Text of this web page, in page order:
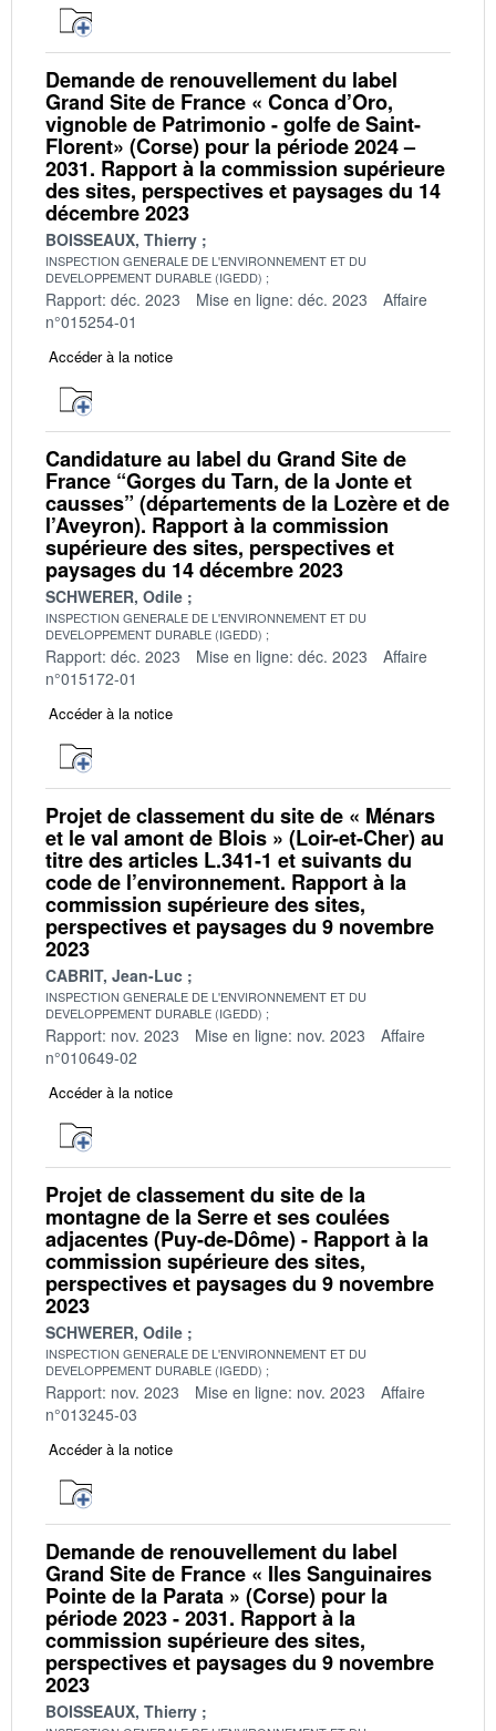
Demande de renouvellement du label
Grand Site de France « Conca d’Oro,
vignoble de Patrimonio - golfe de Saint-
Florent» (Corse) pour la période 2024 –
2031. Rapport à la commission supérieure
des sites, perspectives et paysages du 14
décembre 2023
BOISSEAUX, Thierry
INSPECTION GENERALE DE L'ENVIRONNEMENT ET DU
DEVELOPPEMENT DURABLE (IGEDD)
Rapport: déc. 2023 Mise en ligne: déc. 2023
Affaire
n°015254-01
Accéder à la notice
Candidature au label du Grand Site de
France “Gorges du Tarn, de la Jonte et
causses” (départements de la Lozère et de
l’Aveyron). Rapport à la commission
supérieure des sites, perspectives et
paysages du 14 décembre 2023
SCHWERER, Odile
INSPECTION GENERALE DE L'ENVIRONNEMENT ET DU
DEVELOPPEMENT DURABLE (IGEDD)
Rapport: déc. 2023 Mise en ligne: déc. 2023
Affaire
n°015172-01
Accéder à la notice
Projet de classement du site de « Ménars
et le val amont de Blois » (Loir-et-Cher) au
titre des articles L.341-1 et suivants du
code de l’environnement. Rapport à la
commission supérieure des sites,
perspectives et paysages du 9 novembre
2023
CABRIT, Jean-Luc
INSPECTION GENERALE DE L'ENVIRONNEMENT ET DU
DEVELOPPEMENT DURABLE (IGEDD)
Rapport: nov. 2023 Mise en ligne: nov. 2023
Affaire
n°010649-02
Accéder à la notice
Projet de classement du site de la
montagne de la Serre et ses coulées
adjacentes (Puy-de-Dôme) - Rapport à la
commission supérieure des sites,
perspectives et paysages du 9 novembre
2023
SCHWERER, Odile
INSPECTION GENERALE DE L'ENVIRONNEMENT ET DU
DEVELOPPEMENT DURABLE (IGEDD)
Rapport: nov. 2023 Mise en ligne: nov. 2023
Affaire
n°013245-03
Accéder à la notice
Demande de renouvellement du label
Grand Site de France « Iles Sanguinaires
Pointe de la Parata » (Corse) pour la
période 2023 - 2031. Rapport à la
commission supérieure des sites,
perspectives et paysages du 9 novembre
2023
BOISSEAUX, Thierry